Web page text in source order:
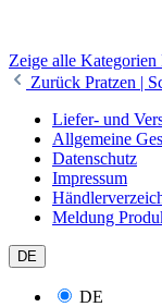
Zeige alle Kategorien
Zurück Pratzen |
Liefer- und
Allgemeine
Datenschutz
Impressum
Meldung
DE
DE